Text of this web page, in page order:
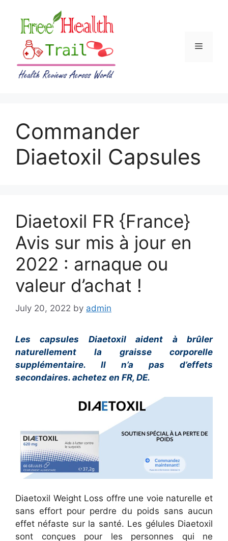
content
Menu
Commander
Diaetoxil Capsules
Diaetoxil FR {France}
Avis sur mis à jour en
2022 : arnaque ou
valeur d’achat !
July 20, 2022 by admin
Les capsules Diaetoxil aident à brûler
naturellement la graisse corporelle
supplémentaire. Il n’a pas d’effets
secondaires. achetez en FR, DE.
Diaetoxil Weight Loss offre une voie naturelle et
sans effort pour perdre du poids sans aucun
effet néfaste sur la santé. Les gélules Diaetoxil
sont conçues pour les personnes qui ne